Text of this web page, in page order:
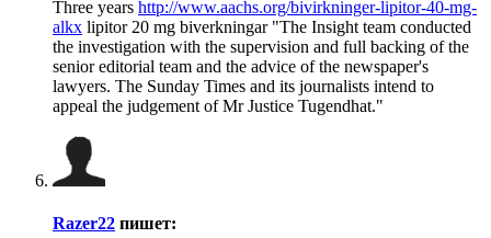
Three years http://www.aachs.org/bivirkninger-lipitor-40-mg-
alkx lipitor 20 mg biverkningar "The Insight team conducted
the investigation with the supervision and full backing of the
senior editorial team and the advice of the newspaper's
lawyers. The Sunday Times and its journalists intend to
appeal the judgement of Mr Justice Tugendhat."
Razer22 пишет: